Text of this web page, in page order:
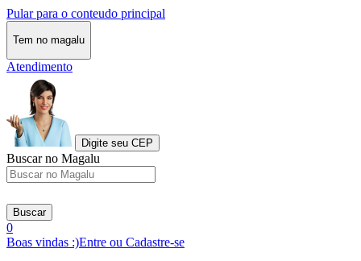
Pular para o conteudo principal
Tem no magalu
Atendimento
Digite seu CEP
Buscar no Magalu
Buscar
0
Boas vindas :)Entre ou Cadastre-se